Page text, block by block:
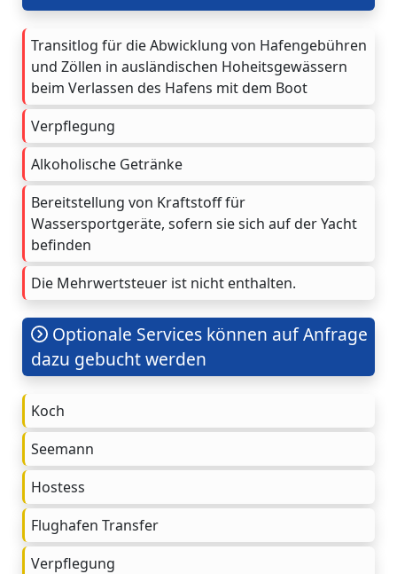
Transitlog für die Abwicklung von Hafengebühren
und Zöllen in ausländischen Hoheitsgewässern
beim Verlassen des Hafens mit dem Boot
Verpflegung
Alkoholische Getränke
Bereitstellung von Kraftstoff für
Wassersportgeräte, sofern sie sich auf der Yacht
befinden
Die Mehrwertsteuer ist nicht enthalten.
Optionale Services können auf Anfrage
dazu gebucht werden
Koch
Seemann
Hostess
Flughafen Transfer
Verpflegung